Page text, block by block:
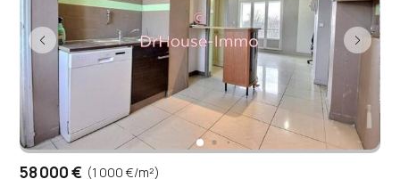
58 000 € (1 000 €/m²)